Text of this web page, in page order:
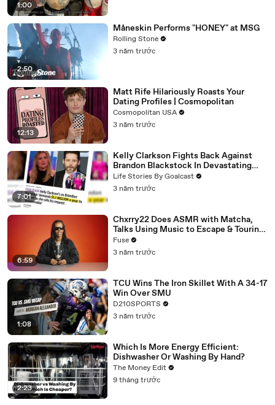
1:00
2:50
Måneskin Performs "HONEY" at MSG
Rolling Stone
3 năm trước
12:13
Matt Rife Hilariously Roasts Your
Dating Profiles | Cosmopolitan
Cosmopolitan USA
3 năm trước
7:01
Kelly Clarkson Fights Back Against
Brandon Blackstock In Devastating
Divorce Battle
Life Stories By Goalcast
3 năm trước
6:59
Chxrry22 Does ASMR with Matcha,
Talks Using Music to Escape & Touring
with The Weeknd
Fuse
3 năm trước
1:08
TCU Wins The Iron Skillet With A 34-17
Win Over SMU
D210SPORTS
3 năm trước
2:23
Which Is More Energy Efficient:
Dishwasher Or Washing By Hand?
The Money Edit
9 tháng trước